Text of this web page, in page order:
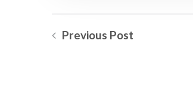
Previous Post